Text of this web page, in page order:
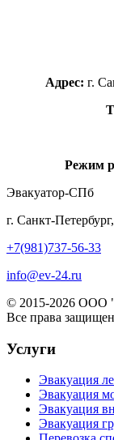
Адрес: г.
Режим
Эвакуатор-СПб
г. Санкт-
+7(981)737-56-33
info@ev-24.ru
© 2015-2026 ООО
Все права
Услуги
Эвакуация
Эвакуация
Эвакуация
Эвакуация